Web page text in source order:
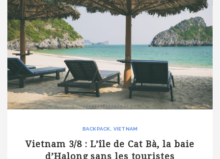
BACKPACK VIETNAM
Vietnam 3/8 : L’île de Cat Bà, la baie
d’Halong sans les touristes